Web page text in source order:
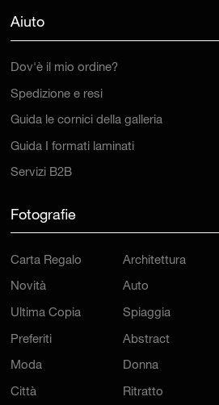
Spedizione e resi
Guida le cornici della galleria
Guida I formati laminati
Servizi B2B
Novità
Ultima Copia
Preferiti
Moda
Città
Bianco e Nero
Auto
Spiaggia
Abstract
Donna
Ritratto
Mare